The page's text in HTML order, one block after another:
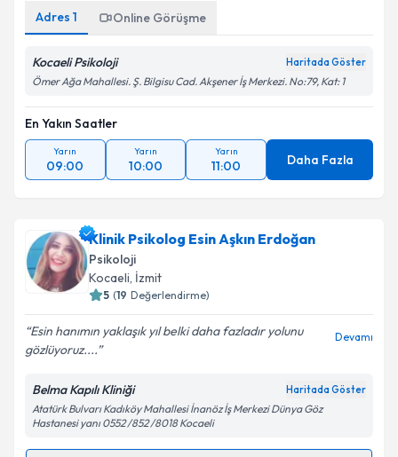
Adres 1 Online Görüşme
Kocaeli Psikoloji Haritada Göster
Ömer Ağa Mahallesi. Ş. Bilgisu Cad. Akşener İş Merkezi. No:79, Kat: 1
En Yakın Saatler
Yarın
09:00
Yarın
10:00
Yarın
11:00 Daha Fazla
Klinik Psikolog Esin Aşkın Erdoğan
Psikoloji
Kocaeli, İzmit
5 (19 Değerlendirme)
Esin hanımın yaklaşık yıl belki daha fazladır yolunu
gözlüyoruz....
Devamı
Belma Kapılı Kliniği Haritada Göster
Atatürk Bulvarı Kadıköy Mahallesi İnanöz İş Merkezi Dünya Göz
Hastanesi yanı 0552 /852 /8018 Kocaeli